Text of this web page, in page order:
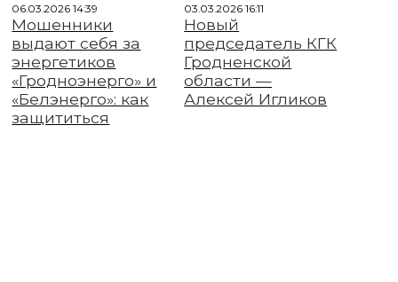
06.03.2026 14:39
Мошенники
выдают себя за
энергетиков
«Гродноэнерго» и
«Белэнерго»: как
защититься
03.03.2026 16:11
Новый
председатель КГК
Гродненской
области —
Алексей Игликов